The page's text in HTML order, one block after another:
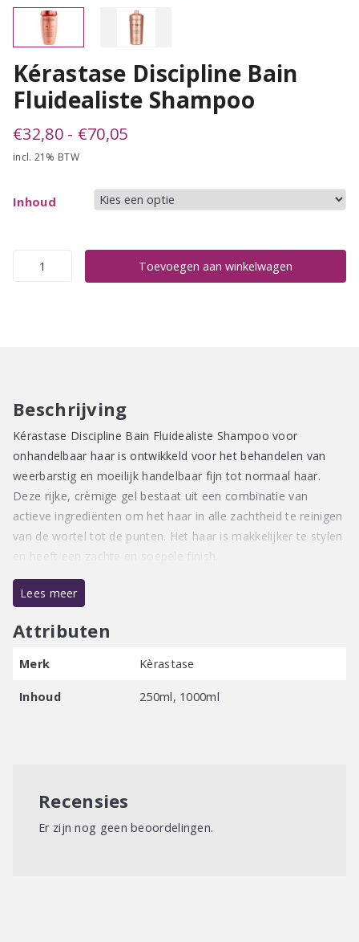
Kérastase Discipline Bain
Fluidealiste Shampoo
€32,80 - €70,05Prijsklasse:
tot
incl. 21% BTW
Inhoud
Kérastase
Toevoegen aan winkelwagen
Beschrijving
Kérastase Discipline Bain Fluidealiste Shampoo voor
onhandelbaar haar is ontwikkeld voor het behandelen van
weerbarstig en moeilijk handelbaar fijn tot normaal haar.
Deze rijke, crèmige gel bestaat uit een combinatie van
actieve ingrediënten om het haar in alle zachtheid te reinigen
van de wortel tot de punten. Het haar is makkelijker te stylen
en heeft een zachte en soepele finish.
Lees meer
Attributen
Merk Kèrastase
Inhoud 250ml, 1000ml
Recensies
Er zijn nog geen beoordelingen.